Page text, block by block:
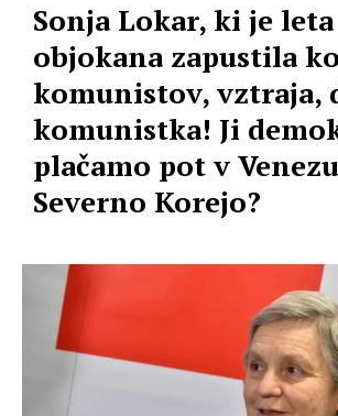
Sonja Lokar, ki je
objokana zapustila
komunistov, vztraja,
komunistka! Ji
plačamo pot v
Severno Korejo?